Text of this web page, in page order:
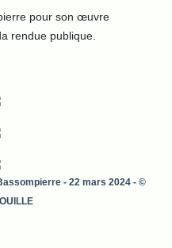
pour son œuvre
rendue publique.
- 22 mars 2024 - ©